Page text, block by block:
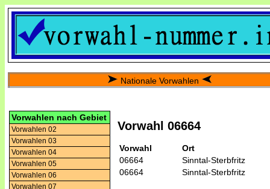
Nationale Vorwahlen
Vorwahlen nach Gebiet
Vorwahlen 02
Vorwahlen 03
Vorwahlen 04
Vorwahlen 05
Vorwahlen 06
Vorwahlen 07
Vorwahl 06664
Vorwahl
Ort
06664
Sinntal-Sterbfritz
06664
Sinntal-Sterbfritz